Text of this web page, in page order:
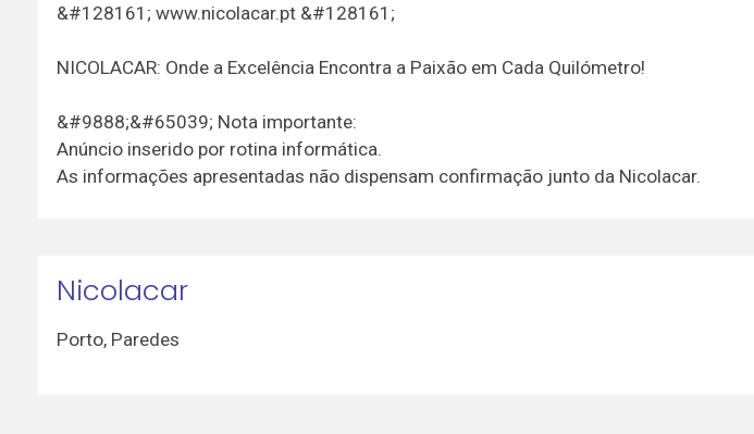
&#128161; www.nicolacar.pt &#128161;
NICOLACAR: Onde a Excelência Encontra a Paixão em Cada Quilómetro!
&#9888;&#65039; Nota importante:
Anúncio inserido por rotina informática.
As informações apresentadas não dispensam confirmação junto da Nicolacar.
Nicolacar
Porto, Paredes